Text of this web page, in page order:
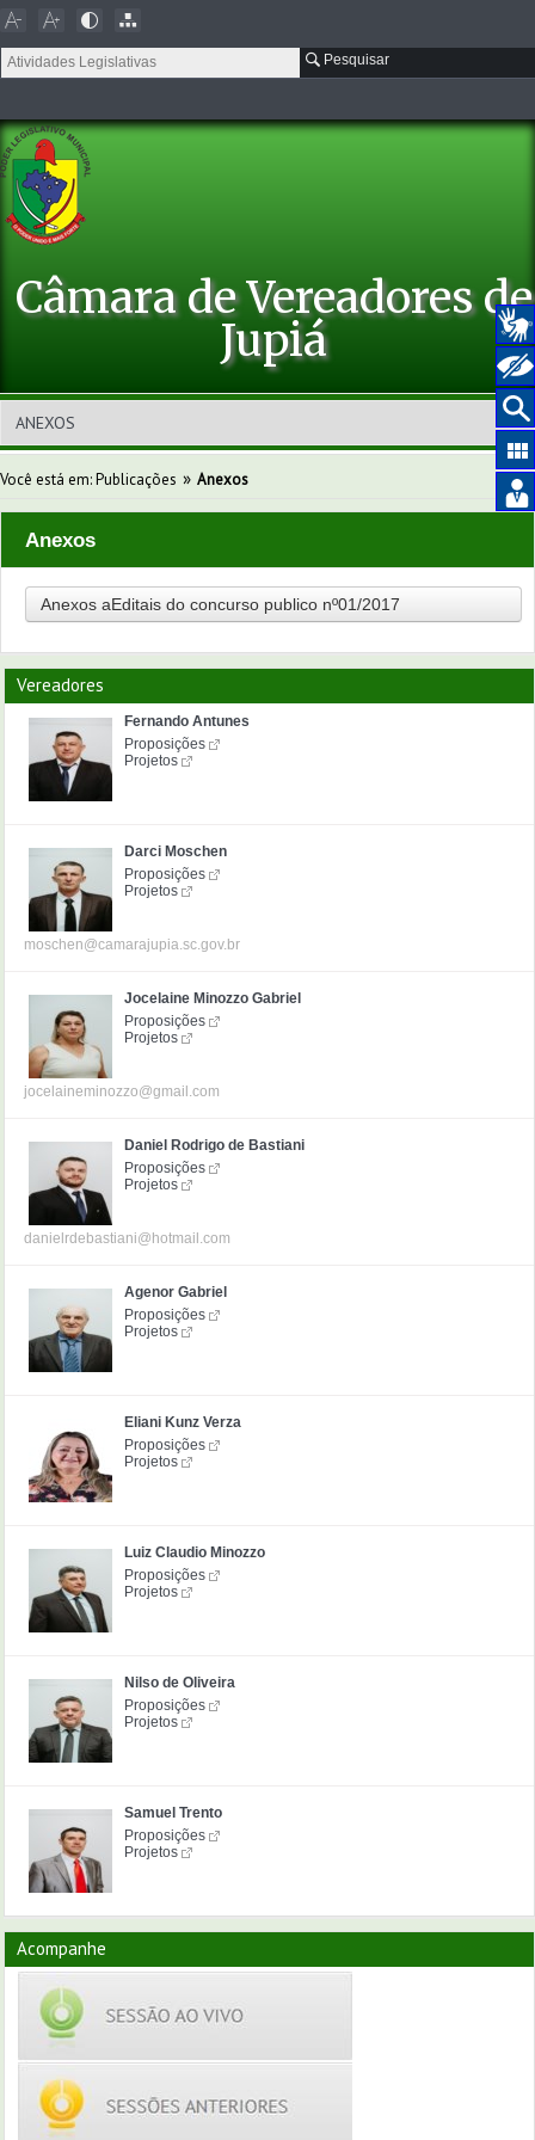
Pesquisar
Câmara de Vereadores de
Jupiá
Você está em:Publicações » Anexos
Anexos
Anexos aEditais do concurso publico nº01/2017
Vereadores
Fernando Antunes
Proposições
Projetos
Darci Moschen
Proposições
Projetos
moschen@camarajupia.sc.gov.br
Jocelaine Minozzo Gabriel
Proposições
Projetos
jocelaineminozzo@gmail.com
Daniel Rodrigo de Bastiani
Proposições
Projetos
danielrdebastiani@hotmail.com
Agenor Gabriel
Proposições
Projetos
Eliani Kunz Verza
Proposições
Projetos
Luiz Claudio Minozzo
Proposições
Projetos
Nilso de Oliveira
Proposições
Projetos
Samuel Trento
Proposições
Projetos
Acompanhe